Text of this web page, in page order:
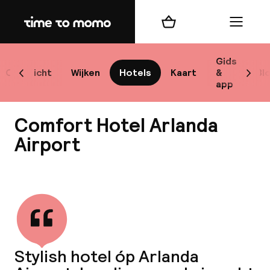
Home
Overzicht Wijken Hotels Kaart
Gids
&
app
Scroll naar links
Winkelmand Menu
Comfort Hotel Arlanda
Airport
Stylish hotel óp Arlanda